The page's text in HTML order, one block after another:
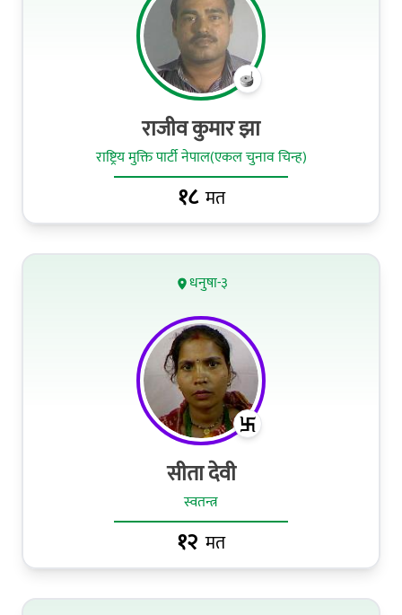
राजीव कुमार झा
राष्ट्रिय मुक्ति पार्टी नेपाल(एकल चुनाव चिन्ह)
१८मत
धनुषा-३
सीता देवी
स्वतन्त्र
१२ मत